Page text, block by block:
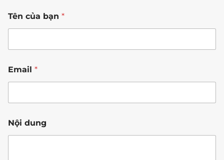
Tên của bạn *
ộ
i
ộ
*
Email *
Nội dung